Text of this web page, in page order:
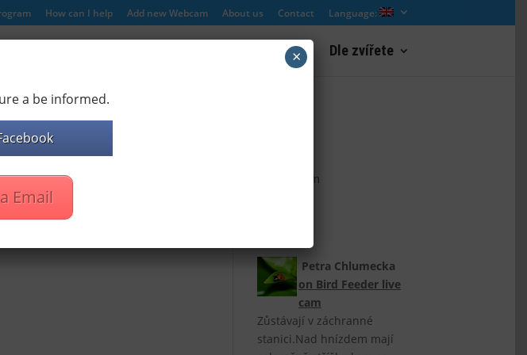
How can I help Add new Webcam About us Contact Language:
Landscape webcams Dle zvířete
ZooCam
Petra Chlumecka
on Bird Feeder live
cam
Zůstávají v záchranné
stanici.Nad hnízdem mají
a be informed.
Email
×